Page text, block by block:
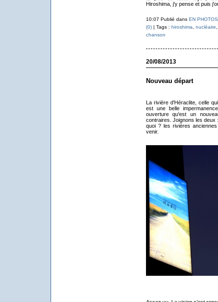
Hiroshima, j'y pense et puis
10:07 Publié dans EN PHOTOS
(0)| Tags : hiroshima nucléaire
chanson
20/08/2013
Nouveau départ
La rivière d'Héraclite, celle
est une belle
ouverture qu'est un
contraires. Joignons les deux
quoi ? les rivières
venir.